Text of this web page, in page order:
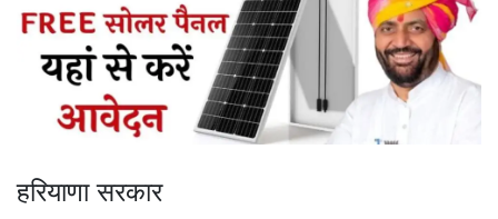
हरियाणा सरकार